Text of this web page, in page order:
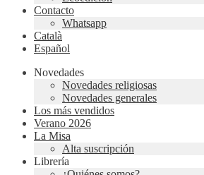
Contacto
Whatsapp
Català
Español
Novedades
Novedades religiosas
Novedades generales
Los más vendidos
Verano 2026
La Misa
Alta suscripción
Librería